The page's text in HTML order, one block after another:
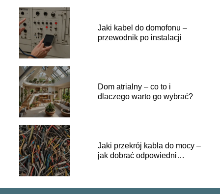
Jaki kabel do domofonu –
przewodnik po instalacji
Dom atrialny – co to i
dlaczego warto go wybrać?
Jaki przekrój kabla do mocy –
jak dobrać odpowiedni